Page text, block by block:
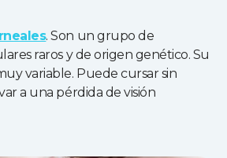
. Son un grupo de
raros y de origen genético. Su
variable. Puede cursar sin
a una pérdida de visión